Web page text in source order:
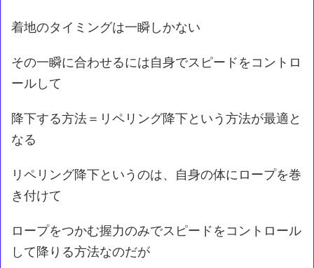
着地のタイミングは一瞬しかない
その一瞬に合わせるには自身でスピードをコントロ
ールして
降下する方法＝リペリング降下という方法が最適と
なる
リペリング降下というのは、自身の体にロープを巻
き付けて
ロープをつかむ握力のみでスピードをコントロール
して降りる方法なのだが